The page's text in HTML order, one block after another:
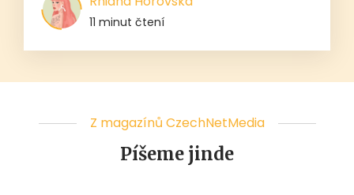
11 minut čtení
Z magazínů CzechNetMedia
Píšeme jinde